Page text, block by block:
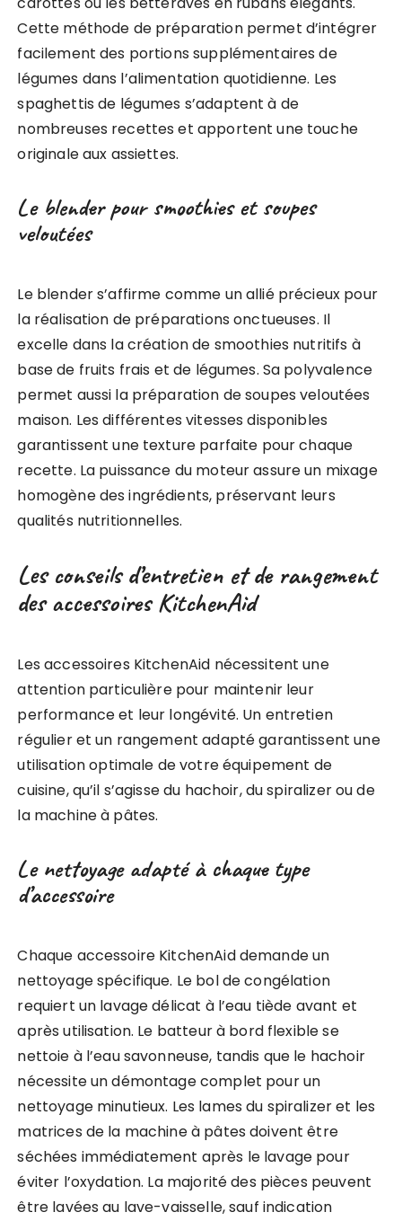
Cette méthode de préparation permet d’intégrer
facilement des portions supplémentaires de
légumes dans l’alimentation quotidienne. Les
spaghettis de légumes s’adaptent à de
nombreuses recettes et apportent une touche
originale aux assiettes.
Le blender pour smoothies et soupes
veloutées
Le blender s’affirme comme un allié précieux pour
la réalisation de préparations onctueuses. Il
excelle dans la création de smoothies nutritifs à
base de fruits frais et de légumes. Sa polyvalence
permet aussi la préparation de soupes veloutées
maison. Les différentes vitesses disponibles
garantissent une texture parfaite pour chaque
recette. La puissance du moteur assure un mixage
homogène des ingrédients, préservant leurs
qualités nutritionnelles.
Les conseils d’entretien et de rangement
des accessoires KitchenAid
Les accessoires KitchenAid nécessitent une
attention particulière pour maintenir leur
performance et leur longévité. Un entretien
régulier et un rangement adapté garantissent une
utilisation optimale de votre équipement de
cuisine, qu’il s’agisse du hachoir, du spiralizer ou de
la machine à pâtes.
Le nettoyage adapté à chaque type
d’accessoire
Chaque accessoire KitchenAid demande un
nettoyage spécifique. Le bol de congélation
requiert un lavage délicat à l’eau tiède avant et
après utilisation. Le batteur à bord flexible se
nettoie à l’eau savonneuse, tandis que le hachoir
nécessite un démontage complet pour un
nettoyage minutieux. Les lames du spiralizer et les
matrices de la machine à pâtes doivent être
séchées immédiatement après le lavage pour
éviter l’oxydation. La majorité des pièces peuvent
être lavées au lave-vaisselle, sauf indication